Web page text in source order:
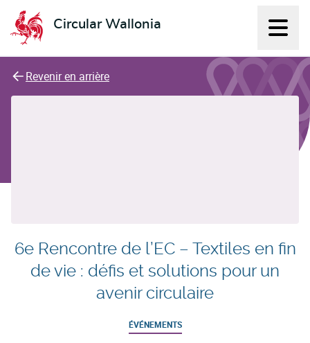
Circular Wallonia
L'économie circulaire
Revenir en arrière
6e Rencontre de l’EC – Textiles en fin
de vie : défis et solutions pour un
avenir circulaire
ÉVÉNEMENTS